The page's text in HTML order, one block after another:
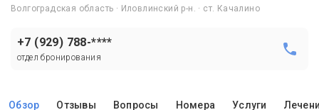
Волгоградская область · Иловлинский р-н. · ст. Качалино
+7 (929) 788-****
отдел бронирования
Обзор Отзывы Вопросы Номера Услуги